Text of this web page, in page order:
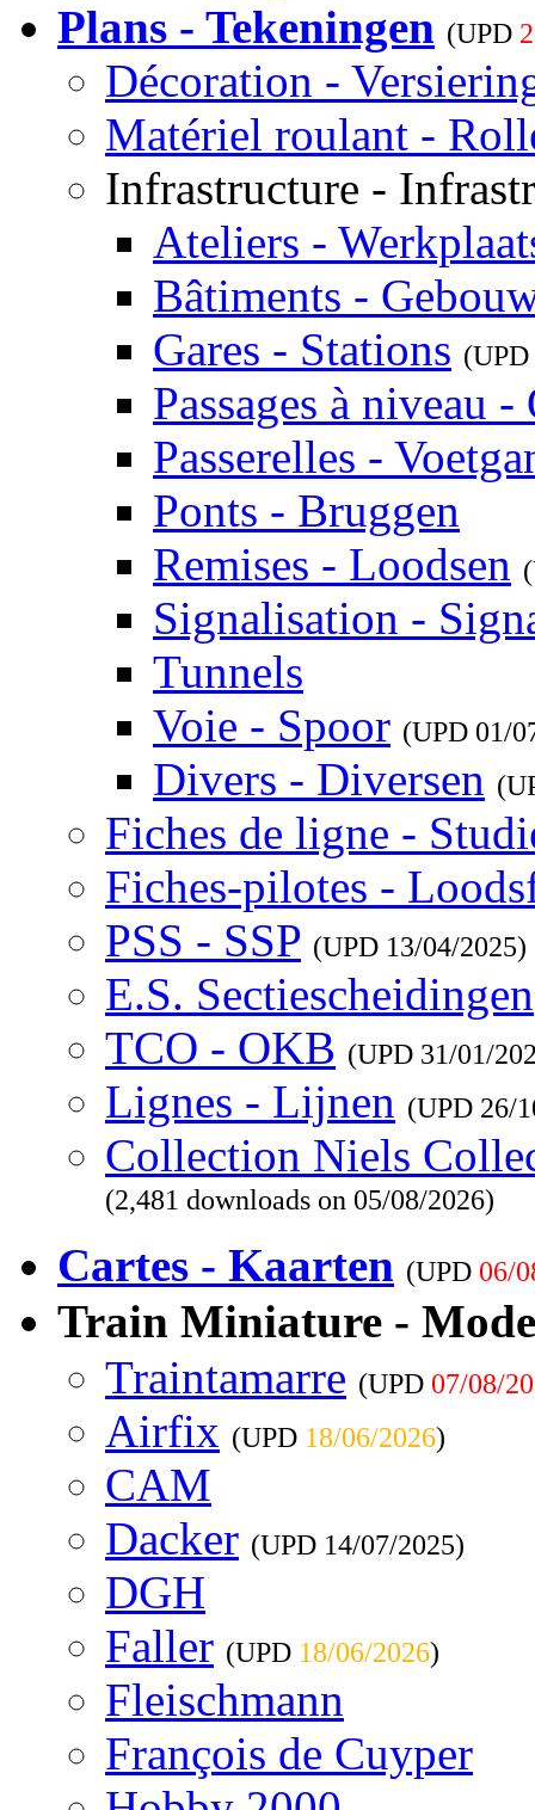
Plans - Tekeningen (UPD
Décoration -
Matériel roulant -
Infrastructure -
Ateliers -
Bâtiments -
Gares - Stations (UPD
Passages à niveau
Passerelles -
Ponts - Bruggen
Remises - Loodsen
Signalisation -
Tunnels
Voie - Spoor (UPD 01/
Divers - Diversen
Fiches de ligne -
Fiches-pilotes -
PSS - SSP (UPD 13/04/2025)
E.S. Sectiescheidingen
TCO - OKB (UPD 31/01/
Lignes - Lijnen (UPD 26/
Collection Niels
(2,481 downloads on 05/08/2026)
Cartes - Kaarten (UPD 06/
Train Miniature -
Traintamarre (UPD 07/08/
Airfix (UPD 18/06/2026)
CAM
Dacker (UPD 14/07/2025)
DGH
Faller (UPD 18/06/2026)
Fleischmann
François de Cuyper